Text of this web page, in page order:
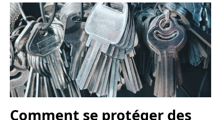
Comment se protéger des